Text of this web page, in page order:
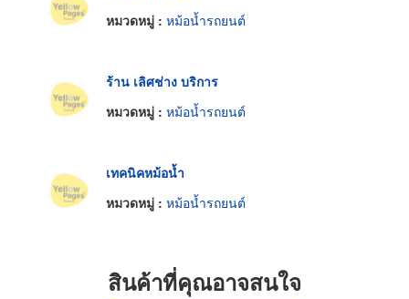
หมวดหมู่ : หม้อน้ำรถยนต์
ร้าน เลิศช่าง บริการ
หมวดหมู่ : หม้อน้ำรถยนต์
เทคนิคหม้อน้ำ
หมวดหมู่ : หม้อน้ำรถยนต์
สินค้าที่คุณอาจสนใจ